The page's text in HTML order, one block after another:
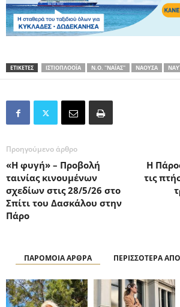
ΕΤΙΚΕΤΕΣ ΙΣΤΙΟΠΛΟΟΪΑ Ν.Ο. "ΝΑΪΑΣ" ΝΑΟΥΣΑ
Προηγούμενο άρθρο
«Η φυγή» – Προβολή
ταινίας κινουμένων
σχεδίων στις 28/5/26 στο
Σπίτι του Δασκάλου στην
Πάρο
Η
τις
ΠΑΡΟΜΟΙΑ ΑΡΘΡΑ ΠΕΡΙΣΣΟΤΕΡΑ